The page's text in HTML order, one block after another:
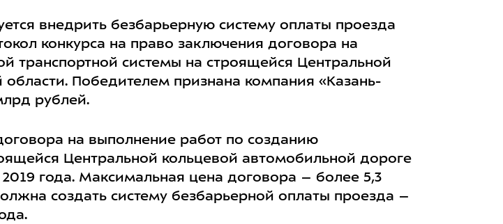
внедрить безбарьерную систему оплаты проезда
конкурса на право заключения договора на
транспортной системы на строящейся Центральной
Победителем признана компания «Казань-
рублей.
на выполнение работ по созданию
Центральной кольцевой автомобильной дороге
года. Максимальная цена договора – более 5,3
создать систему безбарьерной оплаты проезда –